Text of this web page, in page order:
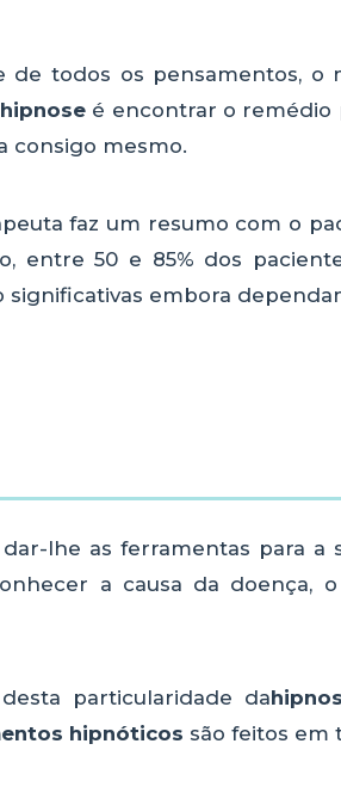
de todos os pensamentos,
hipnose é encontrar o remédio
consigo mesmo.
faz um resumo com o
entre 50 e 85% dos
significativas embora
lhe as ferramentas para a
a causa da doença,
particularidade da
hipnóticos são feitos em